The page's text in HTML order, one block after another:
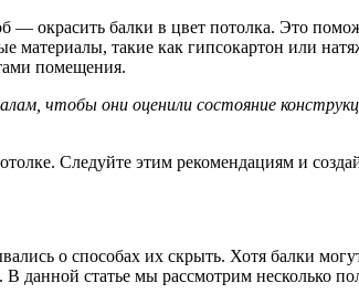
окрасить балки в цвет потолка. Это
материалы, такие как гипсокартон или
помещения.
чтобы они оценили состояние
Следуйте этим рекомендациям и
о способах их скрыть. Хотя балки
статье мы рассмотрим несколько